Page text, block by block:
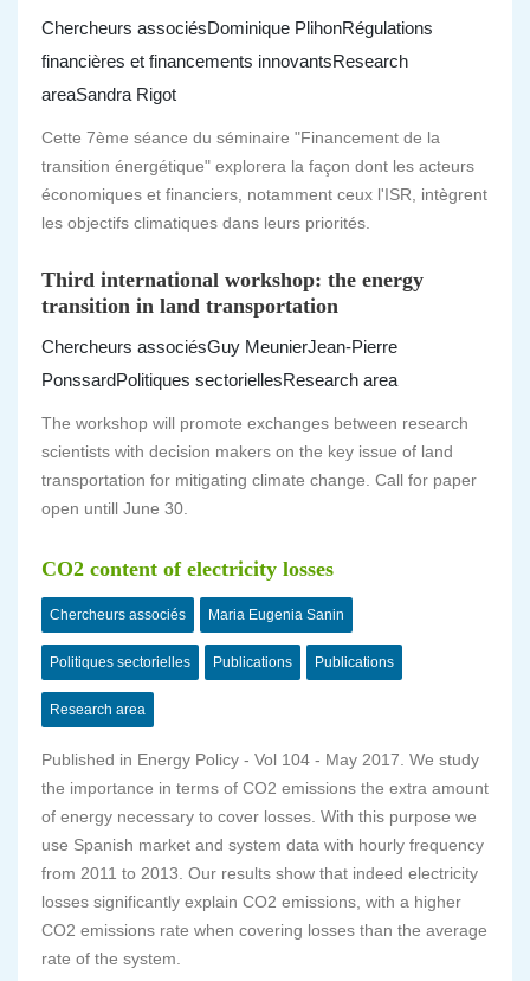
Chercheurs associésDominique PlihonRégulations
financières et financements innovantsResearch
areaSandra Rigot
Cette 7ème séance du séminaire "Financement de la
transition énergétique" explorera la façon dont les acteurs
économiques et financiers, notamment ceux l'ISR, intègrent
les objectifs climatiques dans leurs priorités.
Third international workshop: the energy
transition in land transportation
Chercheurs associésGuy MeunierJean-Pierre
PonssardPolitiques sectoriellesResearch area
The workshop will promote exchanges between research
scientists with decision makers on the key issue of land
transportation for mitigating climate change. Call for paper
open untill June 30.
CO2 content of electricity losses
Chercheurs associés Maria Eugenia Sanin
Politiques sectorielles Publications Publications
Research area
Published in Energy Policy - Vol 104 - May 2017 . We study
the importance in terms of CO2 emissions the extra amount
of energy necessary to cover losses. With this purpose we
use Spanish market and system data with hourly frequency
from 2011 to 2013. Our results show that indeed electricity
losses significantly explain CO2 emissions, with a higher
CO2 emissions rate when covering losses than the average
rate of the system.